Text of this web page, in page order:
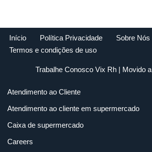
Início Política Privacidade
Sobre Nós
Termos e condições de uso
Trabalhe Conosco Vix Rh| Movido a
Atendimento ao Cliente
Atendimento ao cliente em supermercado
Caixa de supermercado
Careers